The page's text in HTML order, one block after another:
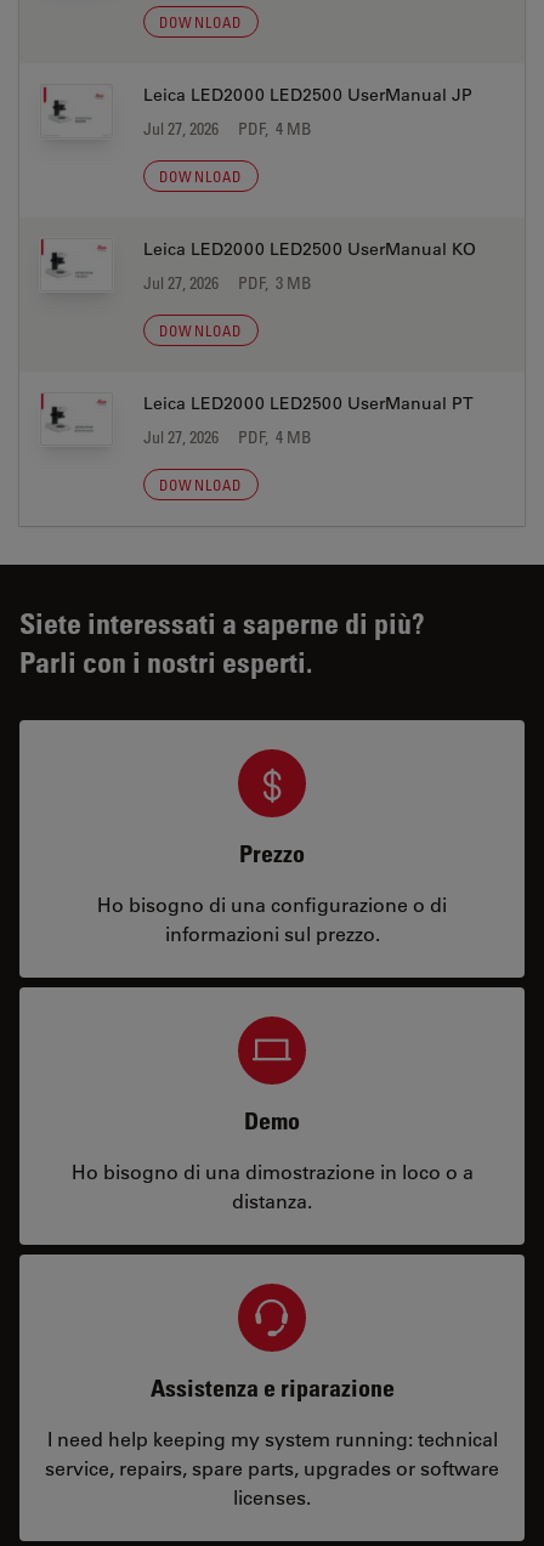
DOWNLOAD
Leica LED2000 LED2500 UserManual JP
Jul 27, 2026 PDF, 4 MB
DOWNLOAD
Leica LED2000 LED2500 UserManual KO
Jul 27, 2026 PDF, 3 MB
DOWNLOAD
Leica LED2000 LED2500 UserManual PT
Jul 27, 2026 PDF, 4 MB
DOWNLOAD
Siete interessati a saperne di più?
Parli con i nostri esperti.
Prezzo
Ho bisogno di una configurazione o di
informazioni sul prezzo.
Demo
Ho bisogno di una dimostrazione in loco o a
distanza.
Assistenza e riparazione
I need help keeping my system running: technical
service, repairs, spare parts, upgrades or software
licenses.